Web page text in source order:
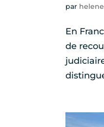
par helene
En
de